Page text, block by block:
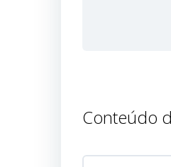
Conteúdo